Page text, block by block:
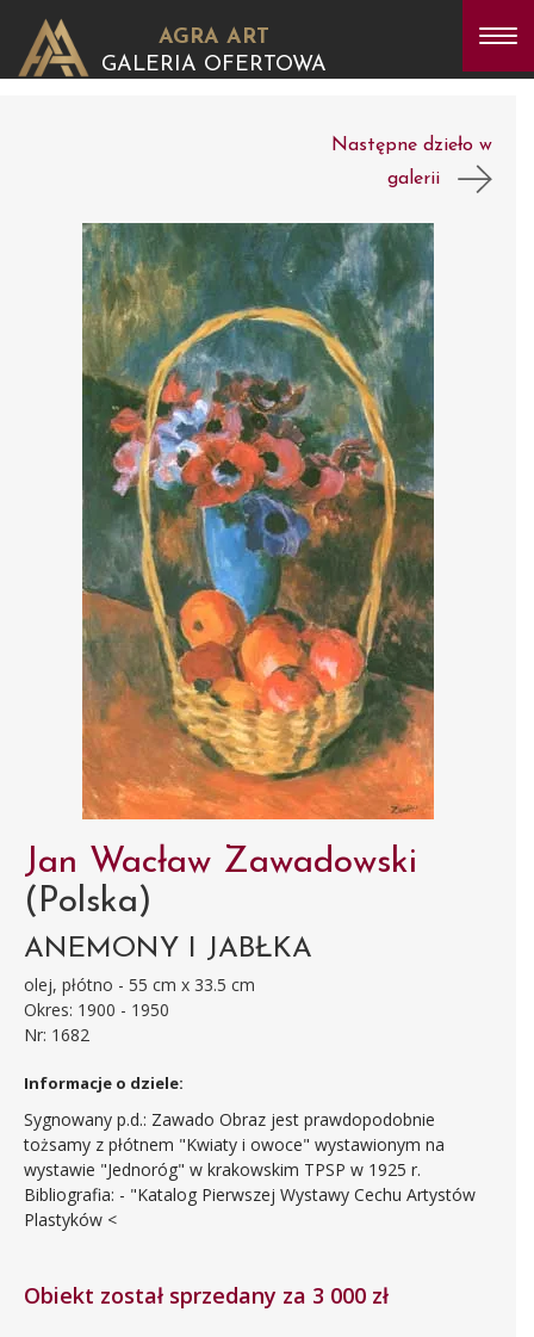
AGRA ART
GALERIA OFERTOWA
Następne dzieło w
galerii
Jan Wacław Zawadowski
(Polska)
ANEMONY I JABŁKA
olej, płótno - 55 cm x 33.5 cm
Okres: 1900 - 1950
Nr: 1682
Informacje o dziele:
Sygnowany p.d.: Zawado Obraz jest prawdopodobnie
tożsamy z płótnem "Kwiaty i owoce" wystawionym na
wystawie "Jednoróg" w krakowskim TPSP w 1925 r.
Bibliografia: - "Katalog Pierwszej Wystawy Cechu Artystów
Plastyków <
Obiekt został sprzedany za 3 000 zł